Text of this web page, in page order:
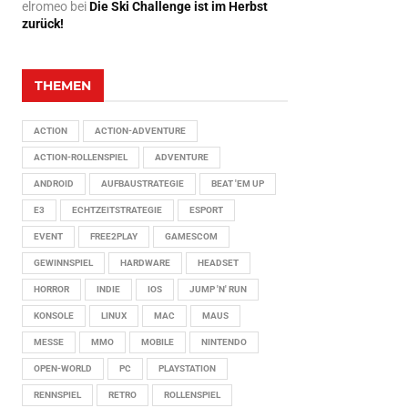
elromeo beiDie Ski Challenge ist im Herbst
zurück!
THEMEN
ACTION ACTION-ADVENTURE
ACTION-ROLLENSPIEL ADVENTURE
ANDROID AUFBAUSTRATEGIE BEAT 'EM UP
E3 ECHTZEITSTRATEGIE ESPORT
EVENT FREE2PLAY GAMESCOM
GEWINNSPIEL HARDWARE HEADSET
HORROR INDIE IOS JUMP 'N' RUN
KONSOLE LINUX MAC MAUS
MESSE MMO MOBILE NINTENDO
OPEN-WORLD PC PLAYSTATION
RENNSPIEL RETRO ROLLENSPIEL